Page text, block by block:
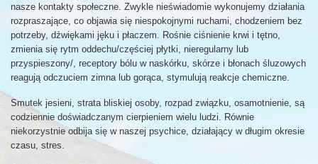
nasze kontakty społeczne. Zwykle nieświadomie wykonujemy działania
rozpraszające, co objawia się niespokojnymi ruchami, chodzeniem bez
potrzeby, dźwiękami jęku i płaczem. Rośnie ciśnienie krwi i tętno,
zmienia się rytm oddechu/częściej płytki, nieregularny lub
przyspieszony/, receptory bólu w naskórku, skórze i błonach śluzowych
reagują odczuciem zimna lub gorąca, stymulują reakcje chemiczne.
Smutek jesieni, strata bliskiej osoby, rozpad związku, osamotnienie, są
codziennie doświadczanym cierpieniem wielu ludzi. Równie
niekorzystnie odbija się w naszej psychice, działający w długim okresie
czasu, stres.